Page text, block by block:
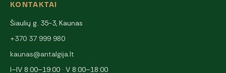
KONTAKTAI
Šiaulių g. 35-3, Kaunas
+370 37 999 980
kaunas@antalgija.lt
I–IV 8:00–19:00 · V 8:00–18:00